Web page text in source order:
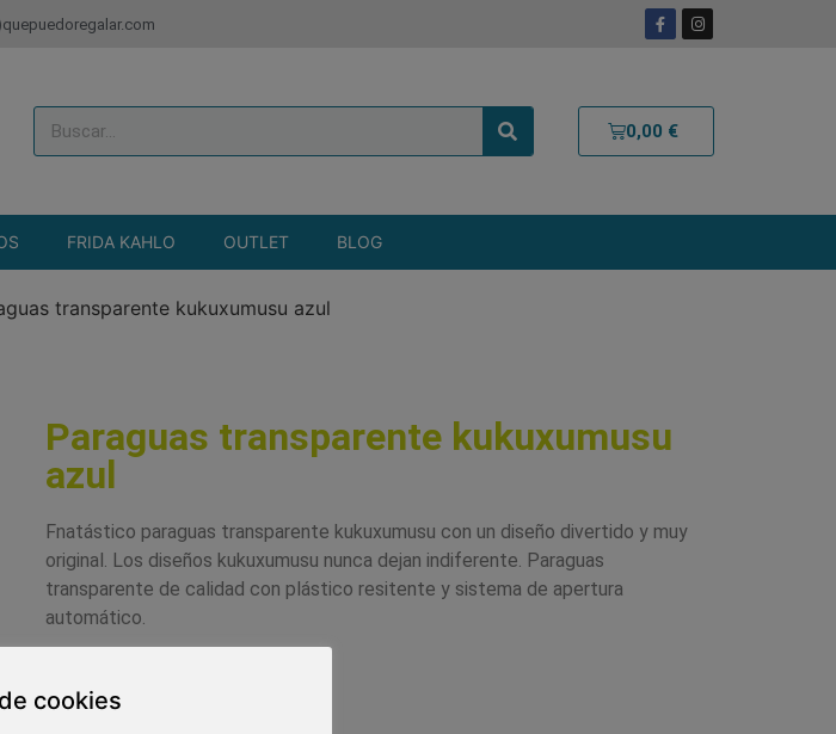
0,00 €
FRIDA KAHLO OUTLET BLOG
transparente kukuxumusu azul
Paraguas transparente kukuxumusu
azul
Fnatástico paraguas transparente kukuxumusu con un diseño divertido y muy
original. Los diseños kukuxumusu nunca dejan indiferente. Paraguas
transparente de calidad con plástico resitente y sistema de apertura
automático.
Medidas:
cookies